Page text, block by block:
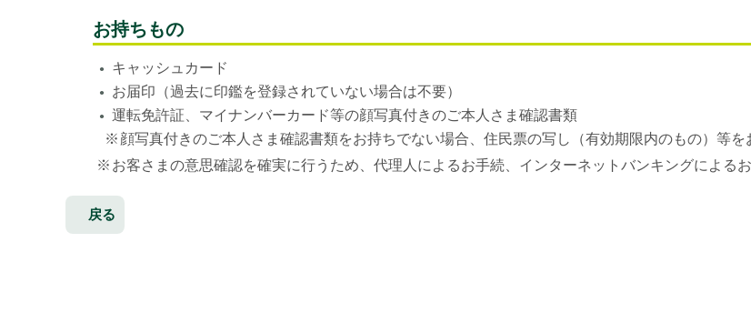
お持ちもの
● キャッシュカード
● お届印（過去に印鑑を登録されていない場合は不要）
●
運転免許証、マイナンバーカード等の顔写真付きのご本人さま確認書類
※ 顔写真付きのご本人さま確認書類をお持ちでない場合、住民票の写し（有効期限内のもの）等を
※ お客さまの意思確認を確実に行うため、代理人によるお手続、インターネットバンキングによる
戻る